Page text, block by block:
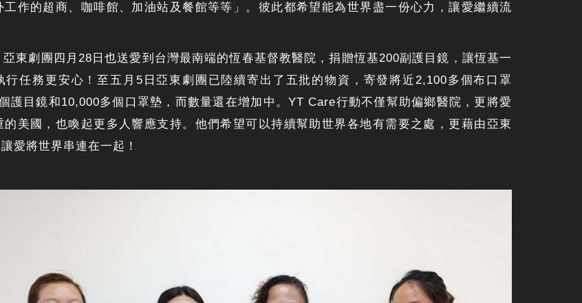
工作的超商、咖啡館、加油站及餐館等等」。彼此都希望能為世界盡一份心力，讓愛繼續流
東劇團四月28日也送愛到台灣最南端的恆春基督教醫院，捐贈恆基200副護目鏡，讓恆基一
行任務更安心！至五月5日亞東劇團已陸續寄出了五批的物資，寄發將近2,100多個布口罩
護目鏡和10,000多個口罩墊，而數量還在增加中。YT Care行動不僅幫助偏鄉醫院，更將愛
的美國，也喚起更多人響應支持。他們希望可以持續幫助世界各地有需要之處，更藉由亞東
愛將世界串連在一起！